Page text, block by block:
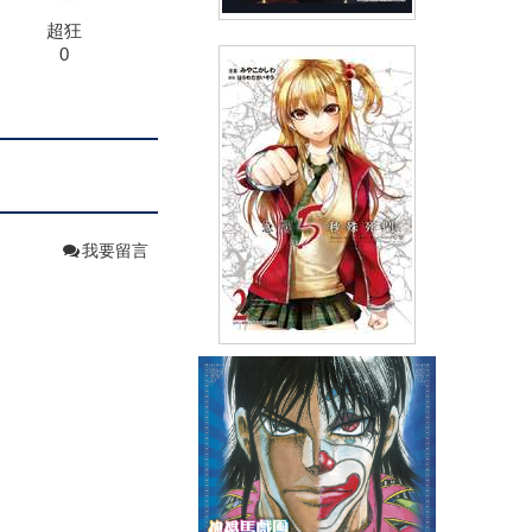
超狂
0
我要留言
終結的熾天使(13)
NT$99 91折 NT$90 (USD 2.99)
急戰5秒殊死鬥(02)
NT$140 90折 NT$126 (USD4.18)